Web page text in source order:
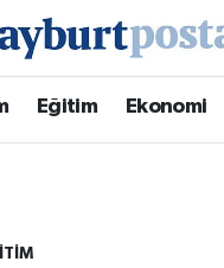
Eğitim Ekonomi